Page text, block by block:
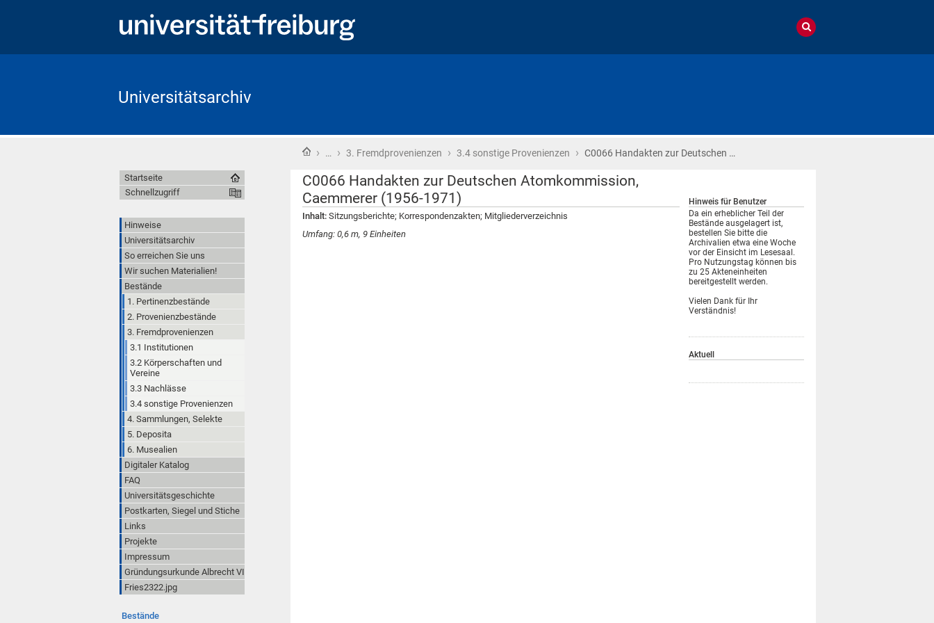
Universitätsarchiv
Startseite
› … › 3. Fremdprovenienzen › 3.4 sonstige Provenienzen › C0066 Handakten zur Deutschen …
C0066 Handakten zur Deutschen Atomkommission,
Caemmerer (1956-1971)
Inhalt: Sitzungsberichte; Korrespondenzakten; Mit­gliederverzeichnis
Umfang: 0,6 m, 9 Einheiten
Hinweis für Benutzer
Da ein erheblicher Teil der
Bestände ausgelagert ist,
bestellen Sie bitte die
Archivalien etwa eine Woche
vor der Einsicht im Lesesaal.
Pro Nutzungstag können bis
zu 25 Akteneinheiten
bereitgestellt werden.
Vielen Dank für Ihr
Verständnis!
Aktuell
Startseite
Schnellzugriff
Hinweise
Universitätsarchiv
So erreichen Sie uns
Wir suchen Materialien!
Bestände
1. Pertinenzbestände
2. Provenienzbestände
3. Fremdprovenienzen
3.1 Institutionen
3.2 Körperschaften und
Vereine
3.3 Nachlässe
3.4 sonstige Provenienzen
4. Sammlungen, Selekte
5. Deposita
6. Musealien
Digitaler Katalog
FAQ
Universitätsgeschichte
Postkarten, Siegel und Stiche
Links
Projekte
Impressum
Gründungsurkunde Albrecht VI
Fries2322.jpg
Bestände